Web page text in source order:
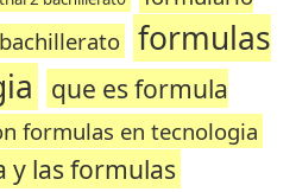
formulas
que es formula
formulas en tecnologia
y las formulas